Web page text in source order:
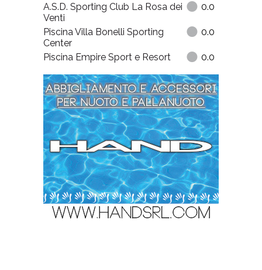
A.S.D. Sporting Club La Rosa dei
Venti
0.0
Piscina Villa Bonelli Sporting
Center
0.0
Piscina Empire Sport e Resort 0.0